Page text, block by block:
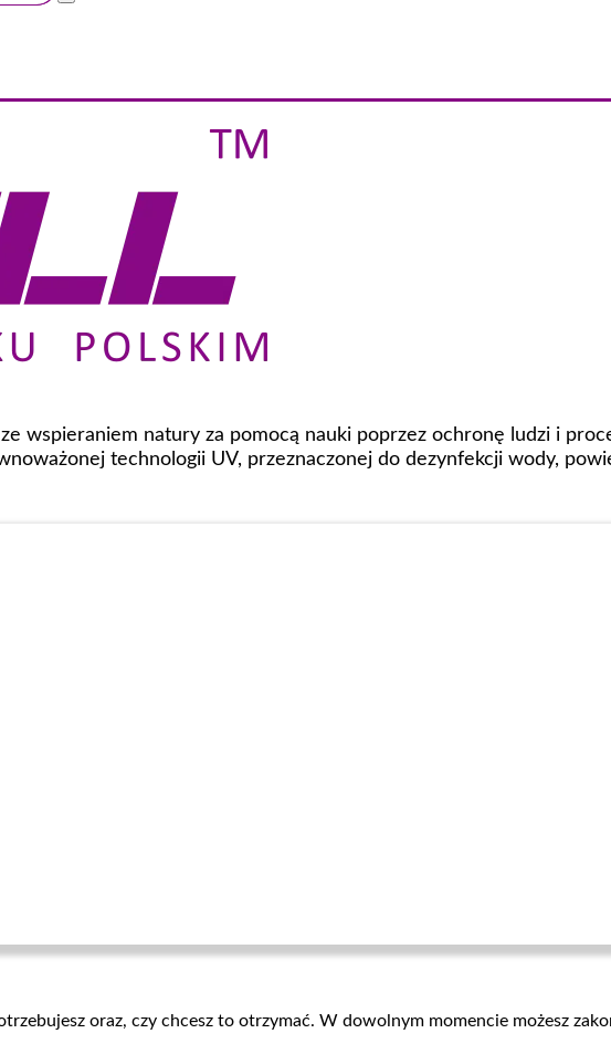
wspieraniem natury za pomocą nauki poprzez ochronę ludzi i
technologii UV, przeznaczonej do dezynfekcji wody,
oraz, czy chcesz to otrzymać. W dowolnym momencie możesz